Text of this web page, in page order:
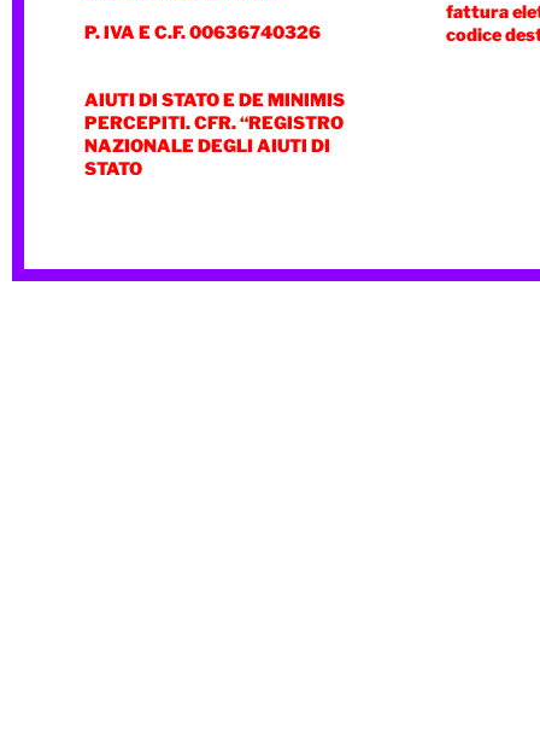
P. IVA E C.F. 00636740326
AIUTI DI STATO E DE MINIMIS
PERCEPITI. CFR. “REGISTRO
NAZIONALE DEGLI AIUTI DI
STATO
fattura
codice